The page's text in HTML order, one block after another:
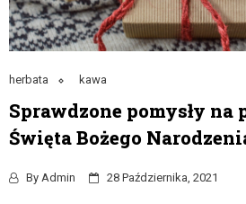
herbata kawa
Sprawdzone pomysły na
Święta Bożego
By Admin 28 Października, 2021